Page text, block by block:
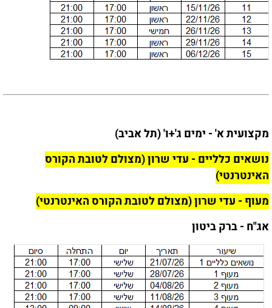
מקצועית א' - ימים ג'+ו' (תל אביב)
נושאים כלליים - עדי שרון (מצולם לטובת הקורס
האינטרנטי)
מעוף - עדי שרון (מצולם לטובת הקורס האינטרנטי)
אג"ח - ברק ביטון